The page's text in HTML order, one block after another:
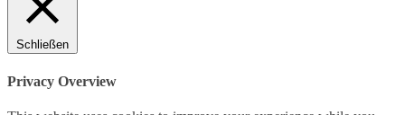
Schließen
Privacy Overview